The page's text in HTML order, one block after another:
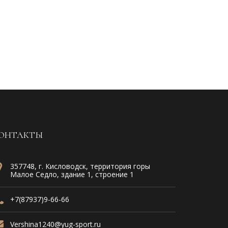
357748, г. Кисловодск, территория горы
Малое Седло, здание 1, строение 1
+7(87937)9-66-66
Vershina1240@yug-sport.ru